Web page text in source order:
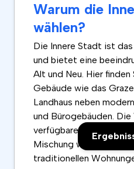
Warum die
wählen?
Die Innere Stadt ist
und bietet eine
Alt und Neu. Hier
Gebäude wie das
Landhaus neben
und Bürogebäuden.
verfügbaren
Mischung wider, mit
traditionellen